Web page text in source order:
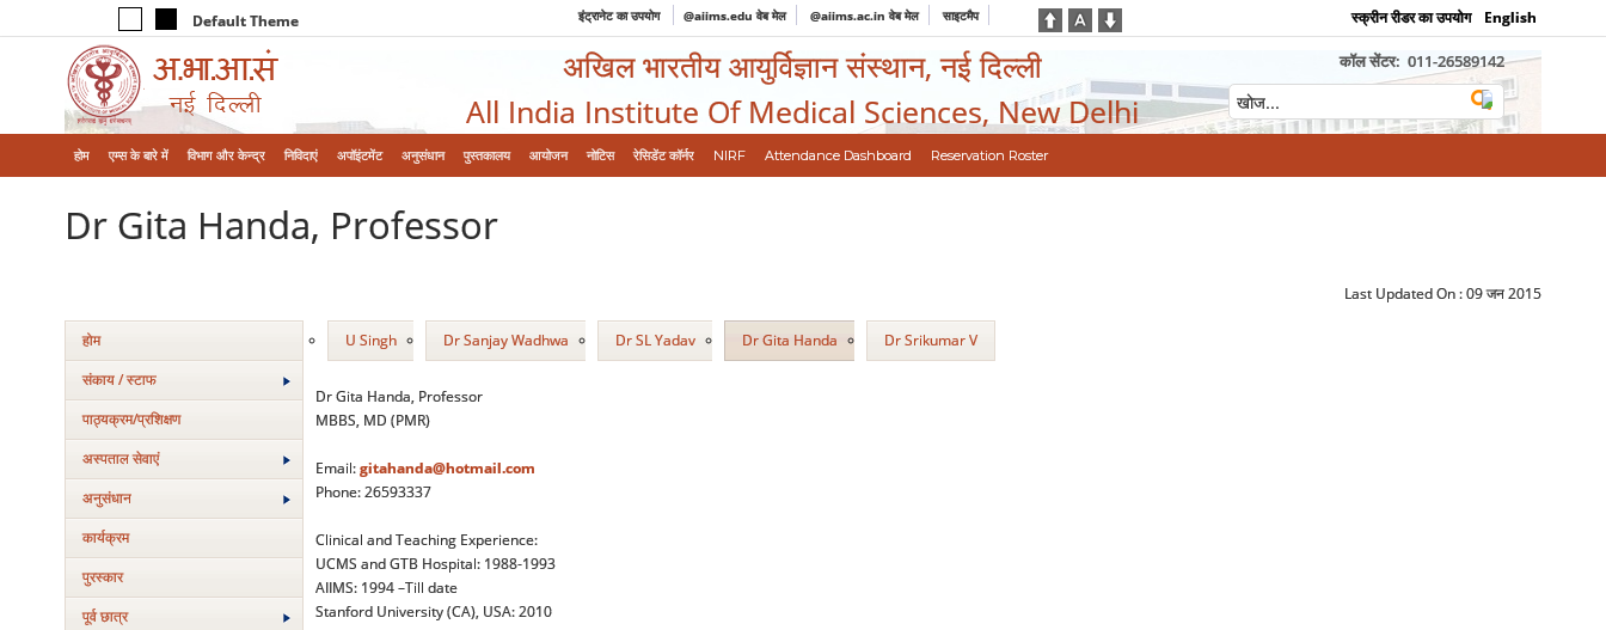
Default Theme इंट्रानेट का उपयोग @aiims.edu वेब मेल @aiims.ac.in वेब मेल साइटमैप स्क्रीन रीडर का उपयोग English
अखिल भारतीय आयुर्विज्ञान संस्थान, नई दिल्ली
All India Institute Of Medical Sciences, New Delhi
कॉल सेंटर: 011-26589142
होम एम्‍स के बारे में विभाग और केन्‍द्र निविदाएं अपॉइंटमेंट अनुसंधान पुस्तकालय आयोजन नोटिस रेसिडेंट कॉर्नर NIRF Attendance Dashboard Reservation Roster
Dr Gita Handa, Professor
Last Updated On :09 जन 2015
होम
संकाय / स्टाफ
पाठ्यक्रम/प्रशिक्षण
अस्‍पताल सेवाएं
अनुसंधान
कार्यक्रम
पुरस्‍कार
पूर्व छात्र
U Singh Dr Sanjay Wadhwa Dr SL Yadav Dr Gita Handa Dr Srikumar V
Dr Gita Handa, Professor
MBBS, MD (PMR)
Email:gitahanda@hotmail.com
Phone: 26593337
Clinical and Teaching Experience:
UCMS and GTB Hospital: 1988-1993
AIIMS: 1994 –Till date
Stanford University (CA), USA: 2010